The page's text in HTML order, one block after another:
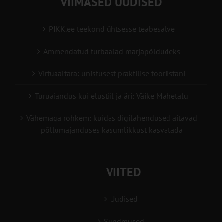
PIKK.ee teekond ühtsesse teabesalve
Ammendatud turbaalad marjapõldudeks
Virtuaaltara: unistusest praktilise tööriistani
Turuaiandus kui elustiil ja äri: Väike Mahetalu
Vähemaga rohkem: kuidas digilahendused aitavad
põllumajanduses kasumlikkust kasvatada
VIITED
Uudised